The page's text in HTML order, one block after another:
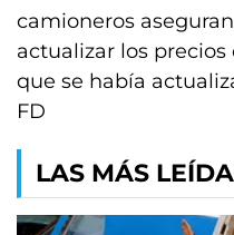
camioneros
actualizar los
que se había
FD
LAS MÁS